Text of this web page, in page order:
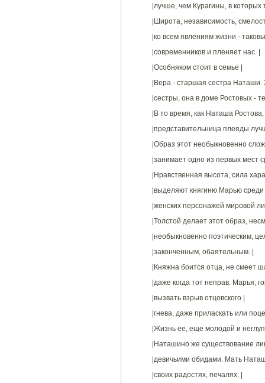
|лучше, чем Курагины, в которых
|Широта, независимость,
|ко всем явлениям жизни -
|современников и пленяет нас. |
|Особняком стоит в семье |
|Вера - старшая сестра Наташи.
|сестры, она в доме Ростовых -
|В то время, как Наташа
|представительница плеяды
|Образ этот необыкновенно
|занимает одно из первых мест
|Нравственная высота, сила
|выделяют княгиню Марью среди
|женских персонажей мировой
|Толстой делает этот образ,
|необыкновенно поэтическим,
|законченным, обаятельным. |
|Княжна боится отца, не смеет
|даже когда тот неправ. Марья,
|вызвать взрыв отцовского |
|гнева, даже приласкать или
|Жизнь ее, еще молодой и
|Наташино же существование
|девичьими обидами. Мать
|своих радостях, печалях, |